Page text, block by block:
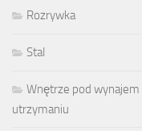
Rozrywka
Stal
Wnętrze pod wynajem
utrzymaniu